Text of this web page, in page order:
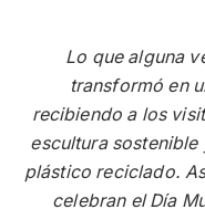
Lo que alguna
transformó en
recibiendo a los
escultura
plástico reciclado.
celebran el Día